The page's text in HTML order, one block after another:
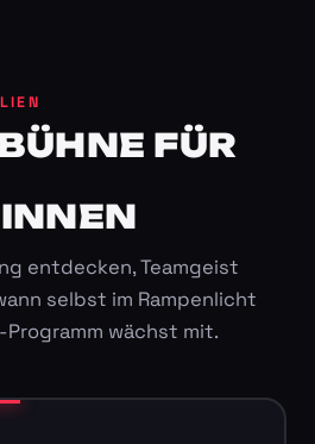
FÜR K
entdecken, Teamgeist
selbst im Rampenlicht
wächst mit.